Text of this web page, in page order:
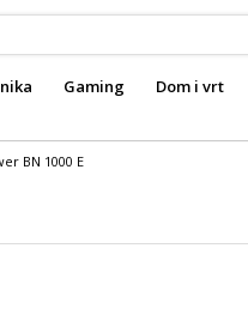
Gaming Dom i vrt
BN 1000 E